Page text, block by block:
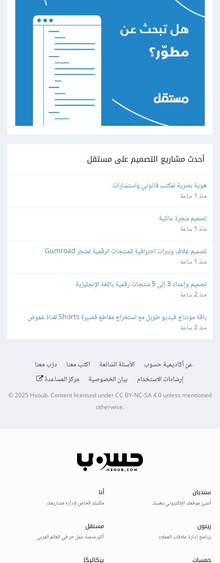
أحدث مشاريع التصميم على مستقل
هوية بصرية لمكتب قانوني واستشارات
منذ 1 ساعة
تصميم شجرة عائلية
منذ 1 ساعة
تصميم غلاف وبنرات احترافية للمنتجات الرقمية لمتجر Gumroad
منذ 1 ساعة
تصميم وإعداد 3 إلى 5 منتجات رقمية باللغة الإنجليزية
منذ 2 ساعة
باقة مونتاج فيديو طويل مع استخراج مقاطع قصيرة Shorts لقناة غموض
منذ 2 ساعة
عن أكاديمية حسوب الأسئلة الشائعة اكتب معنا
درّب معنا
إرشادات الاستخدام
بيان الخصوصية مركز المساعدة
© 2025 Hsoub.Content licensed underCC BY-NC-SA 4.0unless mentioned
otherwise.